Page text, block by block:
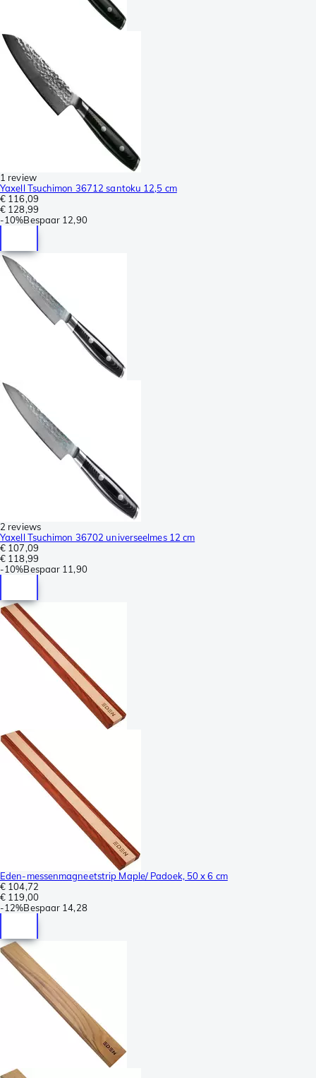
1 review
Yaxell Tsuchimon 36712 santoku 12,5 cm
€ 116,09
€ 128,99
-10%Bespaar 12,90
2 reviews
Yaxell Tsuchimon 36702 universeelmes 12 cm
€ 107,09
€ 118,99
-10%Bespaar 11,90
Eden-messenmagneetstrip Maple/ Padoek, 50 x 6 cm
€ 104,72
€ 119,00
-12%Bespaar 14,28